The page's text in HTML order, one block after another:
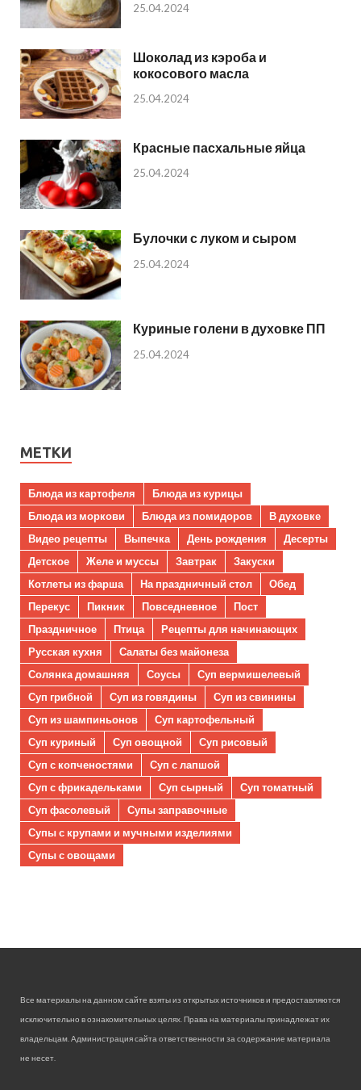
25.04.2024
Шоколад из кэроба и
кокосового масла
25.04.2024
Красные пасхальные яйца
25.04.2024
Булочки с луком и сыром
25.04.2024
Куриные голени в духовке ПП
25.04.2024
МЕТКИ
Блюда из картофеля
Блюда из курицы
Блюда из моркови
Блюда из помидоров
В духовке
Видео рецепты
Выпечка День рождения
Десерты
Детское
Желе и муссы Завтрак
Закуски
Котлеты из фарша
На праздничный стол
Обед
Перекус
Пикник Повседневное
Пост
Праздничное
Птица
Рецепты для начинающих
Русская кухня
Салаты без майонеза
Солянка домашняя
Соусы
Суп вермишелевый
Суп грибной
Суп из говядины
Суп из свинины
Суп из шампиньонов
Суп картофельный
Суп куриный
Суп овощной
Суп рисовый
Суп с копченостями
Суп с лапшой
Суп с фрикадельками
Суп сырный
Суп томатный
Суп фасолевый
Супы заправочные
Супы с крупами и мучными изделиями
Супы с овощами
Все материалы на данном сайте взяты из открытых источников и предоставляются
исключительно в ознакомительных целях. Права на материалы принадлежат их
владельцам. Администрация сайта ответственности за содержание материала
не несет.